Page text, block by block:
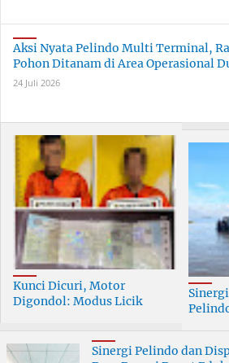
Aksi Nyata Pelindo Multi Terminal,
Pohon Ditanam di Area Operasional
24 Juli 2026
Kunci Dicuri, Motor
Digondol: Modus Licik
Terungkap
Sinergi Pelindo dan